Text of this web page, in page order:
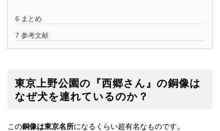
6 まとめ
7 参考文献
東京上野公園の『西郷さん』の銅像は
なぜ犬を連れているのか？
この銅像は東京名所になるくらい超有名なものです。